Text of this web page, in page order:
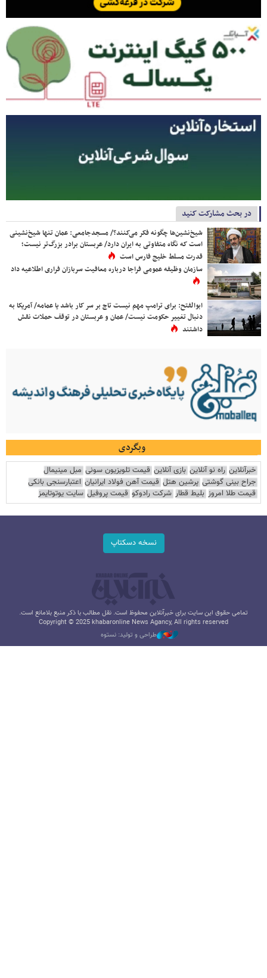
در بحث مشارکت کنید
شیخ‌نشین‌ها چگونه فکر می‌کنند؟/ مسجدجامعی: عمان تنها شیخ‌نشینی
است که نگاه متفاوتی به ایران دارد/ عربستان برادر بزرگ‌تر نیست؛
قدرت مسلط خلیج فارس است
سازمان وظیفه عمومی فراجا درباره معافیت سربازان فراری اطلاعیه داد
ابوالفتح: برای ترامپ مهم نیست تاج بر سر کار باشد یا عمامه/ آمریکا به
دنبال تغییر حکومت نیست/ عمان و عربستان در توقف حملات نقش
داشتند
وبگردی
خبرآنلاین راه نو آنلاین بازی آنلاین قیمت تلویزیون سونی مبل مینیمال
جراح بینی گوشتی پرشین هتل قیمت آهن فولاد ایرانیان اعتبارسنجی بانکی
قیمت طلا امروز بلیط قطار شرکت رادوکو قیمت پروفیل سایت یوتوتایمز
نسخه دسکتاپ
تمامی حقوق این سایت برای خبرآنلاین محفوظ است. نقل مطالب با ذکر منبع بلامانع است.
Copyright © 2025 khabaronline News Agancy, All rights reserved
طراحی و تولید: نستوه